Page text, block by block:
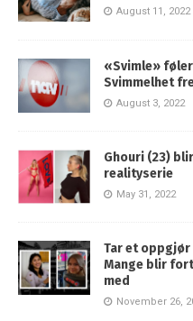
August 11, 2022
«Svimle»
Svimmelhet
August 3, 2022
Ghouri (23)
realityserie
May 31, 2022
Tar et
Mange blir
med
November 26,